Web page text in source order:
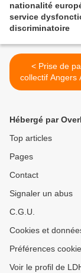
nationalité
service
discriminatoire
< Prise de parole du
collectif Angers
Hébergé par
Top articles
Pages
Contact
Signaler un abus
C.G.U.
Cookies et
Préférences
Voir le profil de